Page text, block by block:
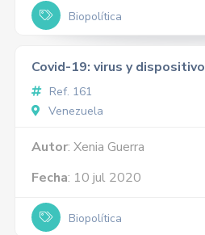
Biopolítica
Covid-19: virus y dispositivo
Ref. 161
Venezuela
Autor: Xenia Guerra
Fecha: 10 jul 2020
Biopolítica